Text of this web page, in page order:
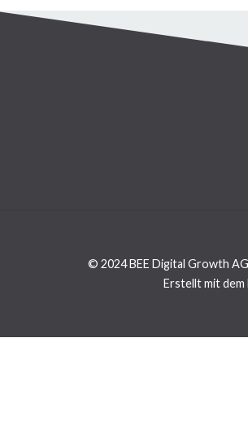
© 2024 BEE Digital Growth
Erstellt mit dem